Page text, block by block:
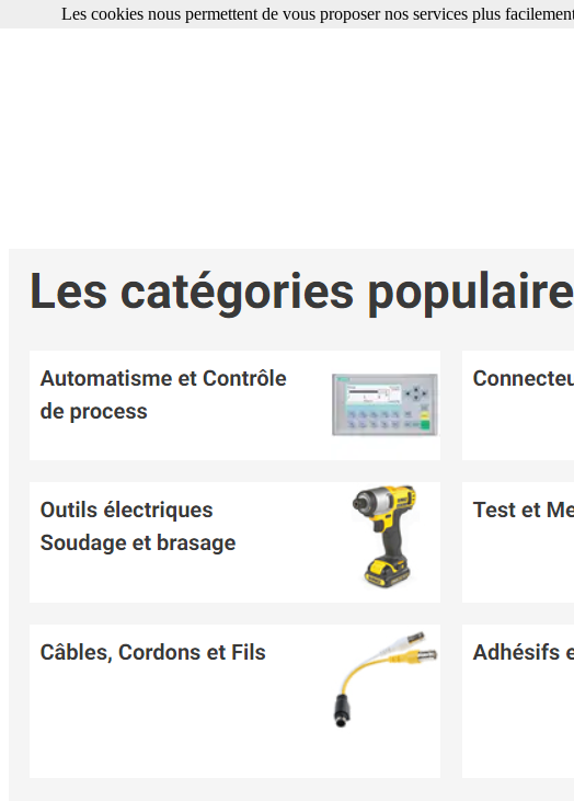
Les cookies nous permettent de vous proposer nos services plus